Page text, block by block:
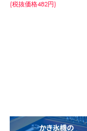
フローズンドリンク材料
(税抜価格482円)